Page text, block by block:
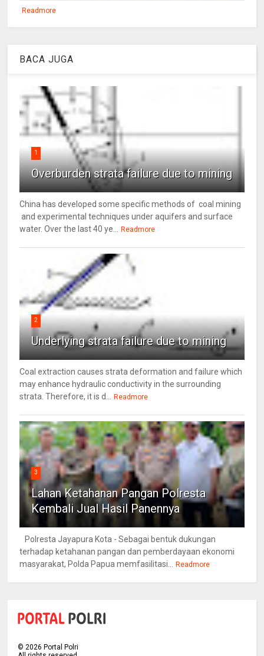
Readmore
BACA JUGA
1
Overburden strata failure due to mining
China has developed some specific methods of coal mining
and experimental techniques under aquifers and surface
water. Over the last 40 ye...
Readmore
2
Underlying strata failure due to mining
Coal extraction causes strata deformation and failure which
may enhance hydraulic conductivity in the surrounding
strata. Therefore, it is d...
Readmore
3
Lahan Ketahanan Pangan Polresta
Kembali Jual Hasil Panennya
Polresta Jayapura Kota - Sebagai bentuk dukungan
terhadap ketahanan pangan dan pemberdayaan ekonomi
masyarakat, Polda Papua memfasilitasi...
Readmore
©2026 Portal Polri